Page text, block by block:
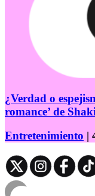
¿Verdad o
romance’ de
Entretenimiento |